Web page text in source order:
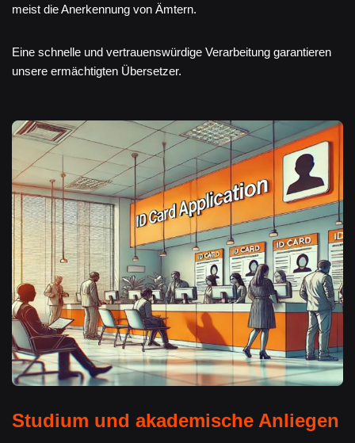
meist die Anerkennung von Ämtern.
Eine schnelle und vertrauenswürdige Verarbeitung garantieren
unsere ermächtigten Übersetzer.
Studium und akademische Anliegen